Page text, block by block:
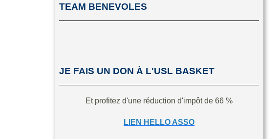
TEAM BENEVOLES
JE FAIS UN DON À L'USL BASKET
Et profitez d'une réduction d'impôt de 66 %
LIEN HELLO ASSO